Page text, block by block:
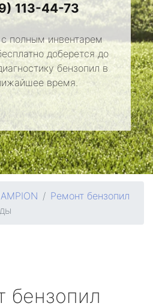
113-44-73
полным инвентарем
доберется до
бензопил в
время.
Ремонт бензопил
бензопил